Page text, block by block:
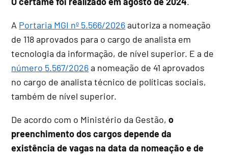
A Portaria MGI nº 5.566/2026autoriza a nomeação
de 118 aprovados para o cargo de analista em
tecnologia da informação, de nível superior. E a de
número 5.567/2026a nomeação de 41 aprovados
no cargo de analista técnico de políticas sociais,
também de nível superior.
De acordo com o Ministério da Gestão, o
preenchimento dos cargos depende da
existência de vagas na data da nomeação e de